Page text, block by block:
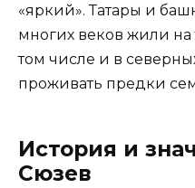
«яркий». Татары и
многих веков жили
том числе и в
проживать предки
История и
Сюзев